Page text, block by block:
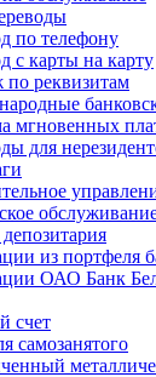
по телефону
с карты на карту
по реквизитам
мгновенных
для
из портфеля
ОАО Банк
счет
самозанятого